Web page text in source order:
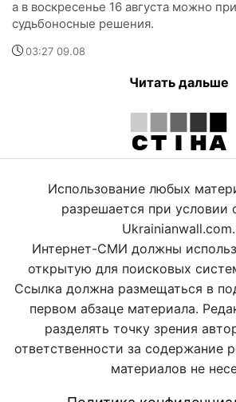
а в воскресенье 16 августа можно
судьбоносные решения.
03:27 09.08
Читать дальше
Использование любых
разрешается при условии
Ukrainianwall.com.
Интернет-СМИ должны
открытую для поисковых
Ссылка должна размещаться в
первом абзаце материала.
разделять точку зрения
ответственности за содержание
материалов не